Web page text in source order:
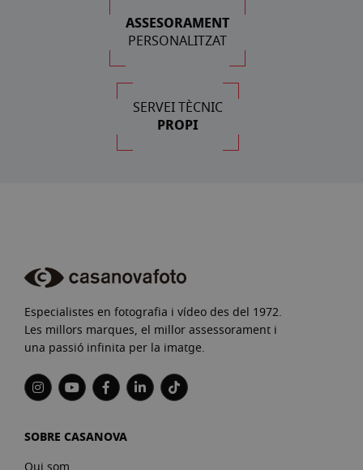
ASSESORAMENT
PERSONALITZAT
SERVEI TÈCNIC
PROPI
Especialistes en fotografia i vídeo des del 1972.
Les millors marques, el millor assessorament i
una passió infinita per la imatge.
SOBRE CASANOVA